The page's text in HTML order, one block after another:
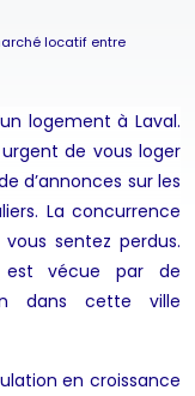
locatif entre
logement à Laval.
de vous loger
d’annonces sur les
La concurrence
sentez perdus.
est vécue par de
dans cette ville
en croissance